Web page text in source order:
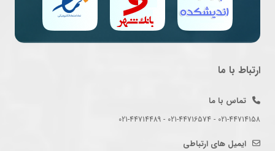
ارتباط با ما
تماس با ما
021-44714158 - 021-44716574 - 021-44714489
ایمیل های ارتباطی